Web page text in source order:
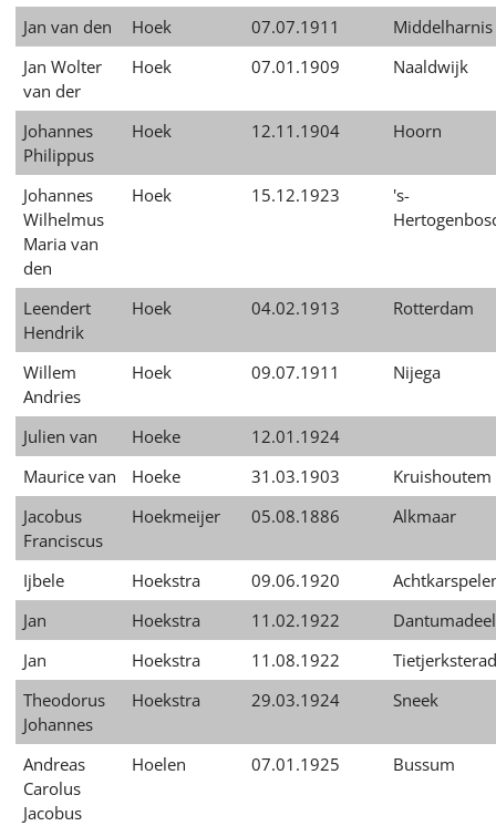
Jan van den
Hoek 07.07.1911
Middelharnis
Jan Wolter
van der
Hoek 07.01.1909 Naaldwijk
Johannes
Philippus
Hoek 12.11.1904 Hoorn
Johannes
Wilhelmus
Maria van
den
Hoek 15.12.1923
's-
Leendert
Hendrik
Hoek 04.02.1913 Rotterdam
Willem
Andries
Hoek 09.07.1911 Nijega
Julien van Hoeke
12.01.1924
Maurice van
Hoeke 31.03.1903
Kruishoutem
Jacobus
Franciscus
Hoekmeijer 05.08.1886 Alkmaar
Ijbele Hoekstra 09.06.1920
Jan
Hoekstra 11.02.1922
Dantumadeel
Jan
Hoekstra 11.08.1922
Theodorus
Johannes
Hoekstra 29.03.1924 Sneek
Andreas
Carolus
Jacobus
Hoelen 07.01.1925 Bussum